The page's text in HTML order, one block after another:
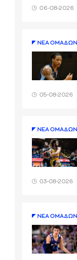
06-08-2026
ΝΕA ΟΜAΔΩΝ
05-08-2026
ΝΕA ΟΜAΔΩΝ
03-08-2026
ΝΕA ΟΜAΔΩΝ